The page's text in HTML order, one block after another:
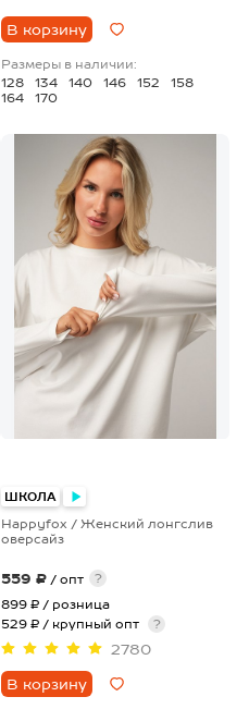
В корзину
Размеры в наличии:
128
134 140 146 152
158
164
170
ШКОЛА
Happyfox / Женский лонгслив
оверсайз
559 ₽ / опт
?
899 ₽ / розница
529 ₽ / крупный опт
?
2780
В корзину